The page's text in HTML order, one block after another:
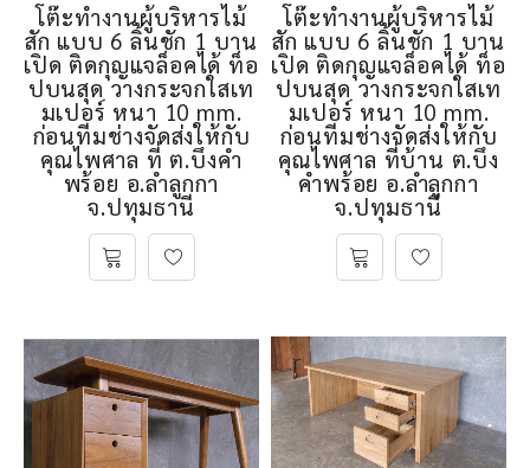
โต๊ะทำงานผู้บริหารไม้
สัก แบบ 6 ลิ้นชัก 1 บาน
เปิด ติดกุญแจล็อคได้ ท็อ
ปบนสุด วางกระจกใสเท
มเปอร์ หนา 10 mm.
ก่อนทีมช่างจัดส่งให้กับ
คุณไพศาล ที่ ต.บึงคำ
พร้อย อ.ลำลูกกา
จ.ปทุมธานี
โต๊ะทำงานผู้บริหารไม้
สัก แบบ 6 ลิ้นชัก 1 บาน
เปิด ติดกุญแจล็อคได้ ท็อ
ปบนสุด วางกระจกใสเท
มเปอร์ หนา 10 mm.
ก่อนทีมช่างจัดส่งให้กับ
คุณไพศาล ที่บ้าน ต.บึง
คำพร้อย อ.ลำลูกกา
จ.ปทุมธานี